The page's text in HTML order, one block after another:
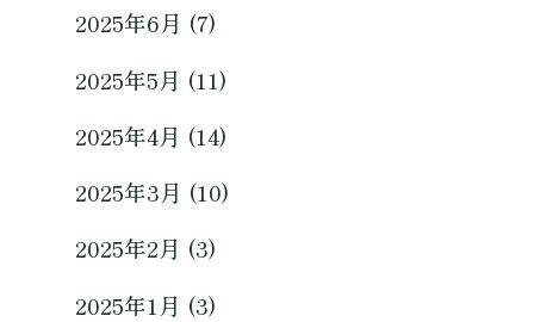
2025年6月 (7)
2025年5月 (11)
2025年4月 (14)
2025年3月 (10)
2025年2月 (3)
2025年1月 (3)